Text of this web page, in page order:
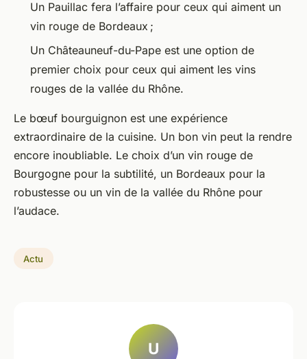
Un Pauillac fera l’affaire pour ceux qui aiment un
vin rouge de Bordeaux ;
Un Châteauneuf-du-Pape est une option de
premier choix pour ceux qui aiment les vins
rouges de la vallée du Rhône.
Le bœuf bourguignon est une expérience
extraordinaire de la cuisine. Un bon vin peut la rendre
encore inoubliable. Le choix d’un vin rouge de
Bourgogne pour la subtilité, un Bordeaux pour la
robustesse ou un vin de la vallée du Rhône pour
l’audace.
Actu
U